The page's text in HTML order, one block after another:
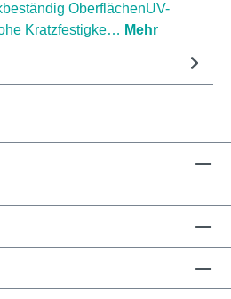
OberflächenUV-
Kratzfestigke… Mehr